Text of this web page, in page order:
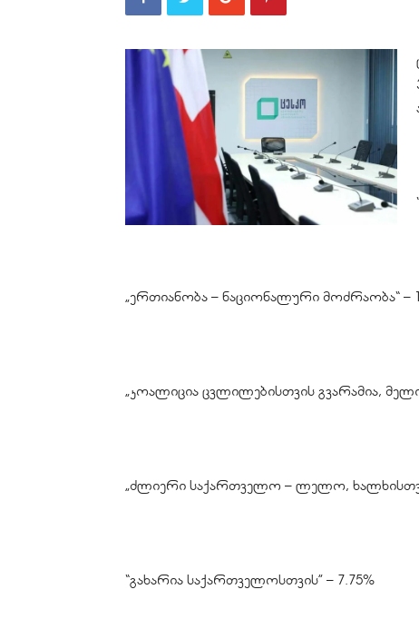
„ერთიანობა – ნაციონალური მოძრაობა“ –
„კოალიცია ცვლილებისთვის გვარამია,
„ძლიერი საქართველო – ლელო,
“გახარია საქართველოსთვის” – 7.75%